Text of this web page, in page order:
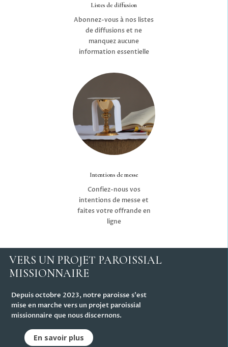
Listes de diffusion
Abonnez-vous à nos listes
de diffusions et ne
manquez aucune
information essentielle
Intentions de messe
Confiez-nous vos
intentions de messe et
faites votre offrande en
ligne
VERS UN PROJET PAROISSIAL
MISSIONNAIRE
Depuis octobre 2023, notre paroisse s'est
mise en marche vers un projet paroissial
missionnaire que nous discernons.
En savoir plus